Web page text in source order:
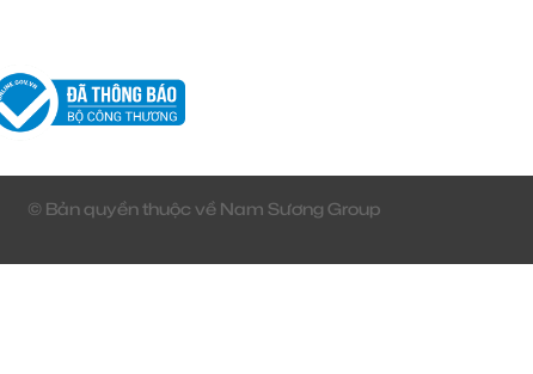
© Bản quyền thuộc về Nam Sương Group